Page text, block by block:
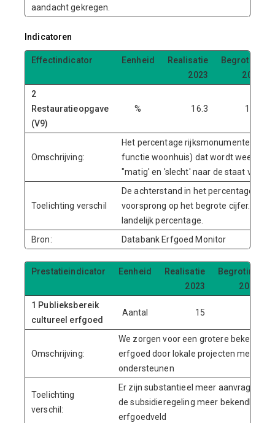
aandacht gekregen.
Indicatoren
Effectindicator Eenheid
Realisatie
2023
Begroting
2024
2
Restauratieopgave
(V9)
% 16.3 15.3
Omschrijving:
Het percentage rijksmonumenten
functie woonhuis) dat wordt
"matig' en 'slecht' naar de staat van
Toelichting verschil
De achterstand in het percentage is
voorsprong op het begrote cijfer. Het
landelijk percentage.
Bron:
Databank Erfgoed Monitor
Prestatieindicator Eenheid
Realisatie
2023
Begroting
2024
1 Publieksbereik
cultureel erfgoed
Aantal 15
Omschrijving:
We zorgen voor een grotere
erfgoed door lokale projecten met
ondersteunen
Toelichting
verschil:
Er zijn substantieel meer aanvragen
de subsidieregeling meer bekendheid
erfgoedveld